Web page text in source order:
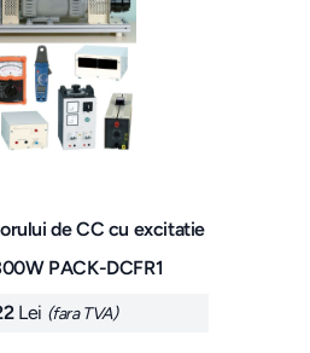
de CC cu excitatie
PACK-DCFR1
Lei (fara TVA)